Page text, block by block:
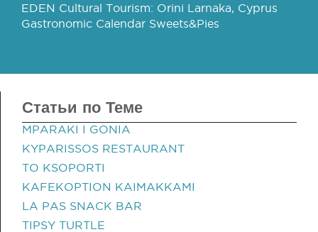
EDEN Cultural Tourism: Orini Larnaka, Cyprus
Gastronomic Calendar Sweets&Pies
Статьи по Теме
MPARAKI I GONIA
KYPARISSOS RESTAURANT
TO KSOPORTI
KAFEKOPTION KAIMAKKAMI
LA PAS SNACK BAR
TIPSY TURTLE